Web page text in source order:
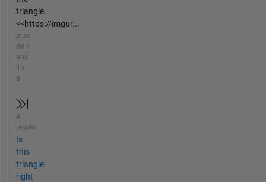
triangle.
<<https://imgur...
plus
de 4
ans
il y
a
A
résolu
Is
this
triangle
right-